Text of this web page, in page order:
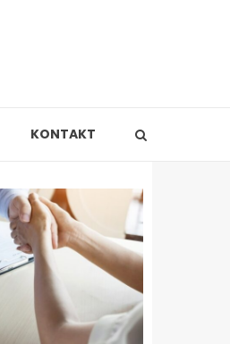
KONTAKT